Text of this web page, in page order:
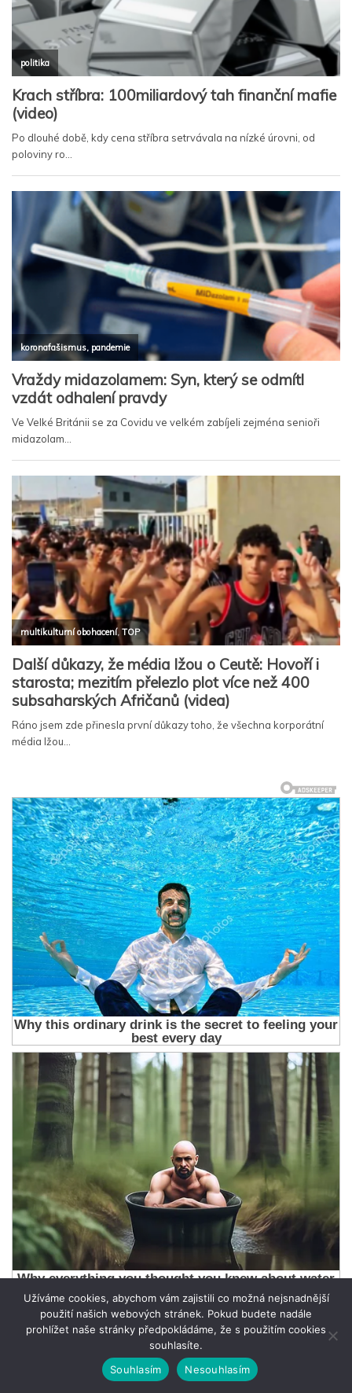
Užíváme cookies, abychom vám zajistili co možná nejsnadnější
použití našich webových stránek. Pokud budete nadále
prohlížet naše stránky předpokládáme, že s použitím cookies
souhlasíte.
Souhlasím
Nesouhlasím